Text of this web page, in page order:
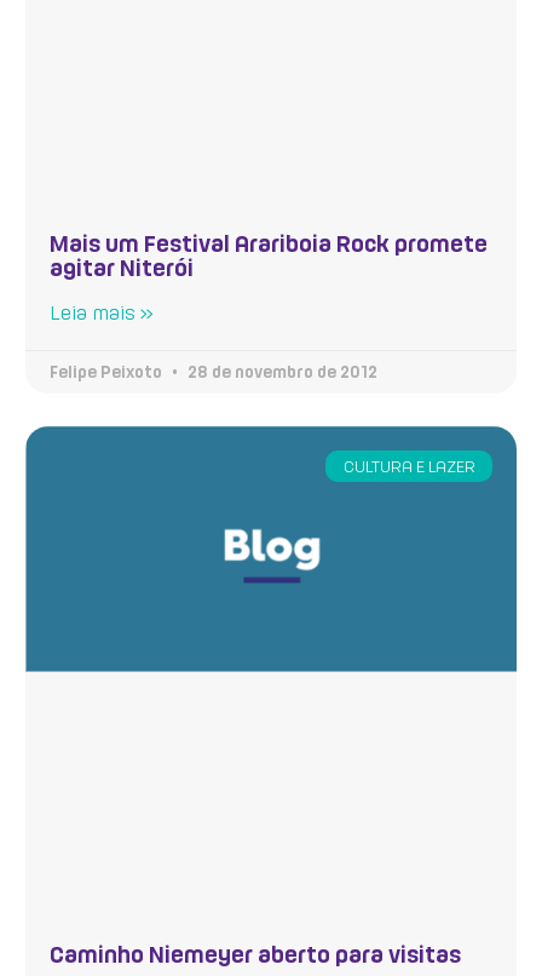
Mais um Festival Arariboia Rock promete
agitar Niterói
Leia mais »
Felipe Peixoto 28 de novembro de 2012
CULTURA E LAZER
Caminho Niemeyer aberto para visitas